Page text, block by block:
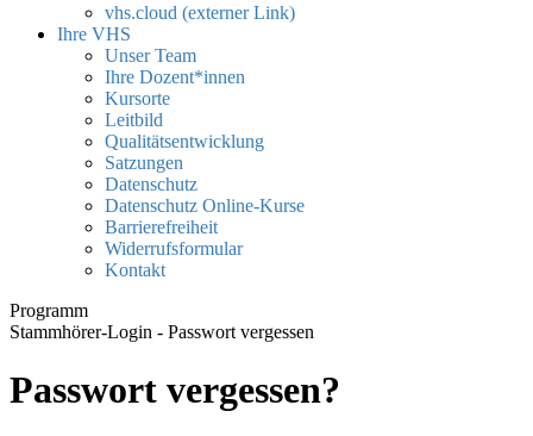
vhs.cloud (externer Link)
Ihre VHS
Unser Team
Ihre Dozent*innen
Kursorte
Leitbild
Qualitätsentwicklung
Satzungen
Datenschutz
Datenschutz Online-Kurse
Barrierefreiheit
Widerrufsformular
Kontakt
Programm
Stammhörer-Login - Passwort vergessen
Passwort vergessen?